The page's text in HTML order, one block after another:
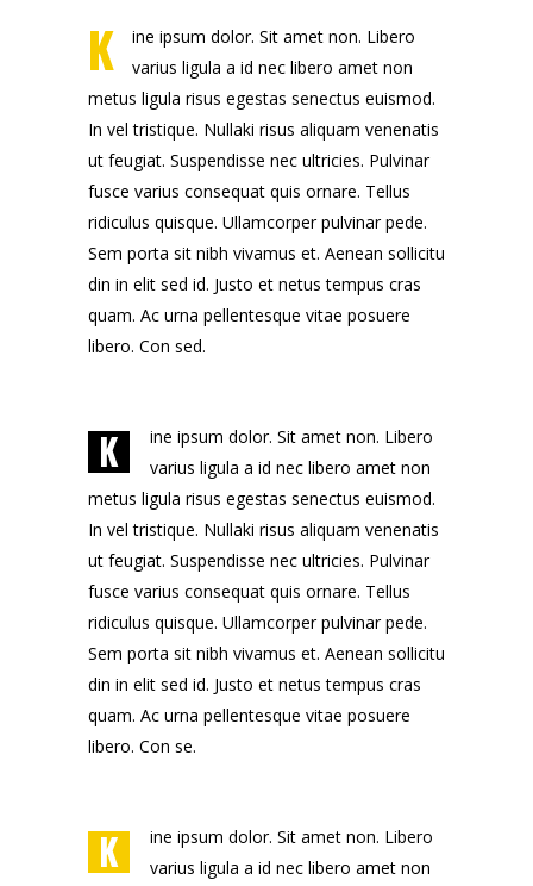
K
ine ipsum dolor. Sit amet non. Libero
varius ligula a id nec libero amet non
metus ligula risus egestas senectus euismod.
In vel tristique. Nullaki risus aliquam venenatis
ut feugiat. Suspendisse nec ultricies. Pulvinar
fusce varius consequat quis ornare. Tellus
ridiculus quisque. Ullamcorper pulvinar pede.
Sem porta sit nibh vivamus et. Aenean sollicitu
din in elit sed id. Justo et netus tempus cras
quam. Ac urna pellentesque vitae posuere
libero. Con sed.
K
ine ipsum dolor. Sit amet non. Libero
varius ligula a id nec libero amet non
metus ligula risus egestas senectus euismod.
In vel tristique. Nullaki risus aliquam venenatis
ut feugiat. Suspendisse nec ultricies. Pulvinar
fusce varius consequat quis ornare. Tellus
ridiculus quisque. Ullamcorper pulvinar pede.
Sem porta sit nibh vivamus et. Aenean sollicitu
din in elit sed id. Justo et netus tempus cras
quam. Ac urna pellentesque vitae posuere
libero. Con se.
K
ine ipsum dolor. Sit amet non. Libero
varius ligula a id nec libero amet non